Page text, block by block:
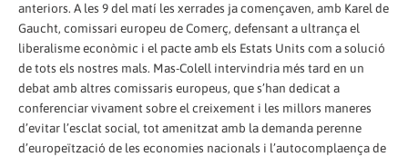
anteriors. A les 9 del matí les xerrades ja començaven, amb Karel de
Gaucht, comissari europeu de Comerç, defensant a ultrança el
liberalisme econòmic i el pacte amb els Estats Units com a solució
de tots els nostres mals. Mas-Colell intervindria més tard en un
debat amb altres comissaris europeus, que s’han dedicat a
conferenciar vivament sobre el creixement i les millors maneres
d’evitar l’esclat social, tot amenitzat amb la demanda perenne
d’europeïtzació de les economies nacionals i l’autocomplaença de